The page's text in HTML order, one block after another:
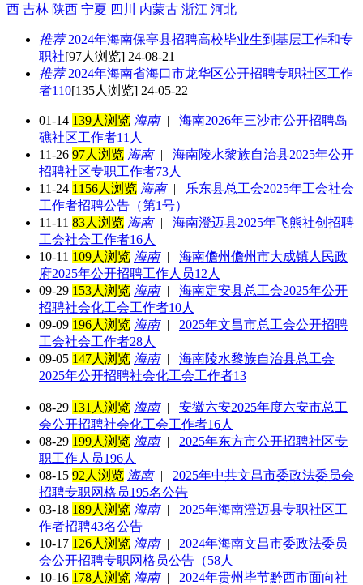
西 吉林 陕西 宁夏 四川 内蒙古 浙江 河北
推荐2024年海南保亭县招聘高校毕业生到基层工作和专
职社[97人浏览] 24-08-21
推荐2024年海南省海口市龙华区公开招聘专职社区工作
者110[135人浏览] 24-05-22
01-14 139人浏览 海南|
海南2026年三沙市公开招聘岛
礁社区工作者11人
11-26 97人浏览 海南|
海南陵水黎族自治县2025年公开
招聘社区专职工作者73人
11-24 1156人浏览 海南|
乐东县总工会2025年工会社会
工作者招聘公告（第1号）
11-11 83人浏览 海南|
海南澄迈县2025年飞熊社创招聘
工会社会工作者16人
10-11 109人浏览 海南|
海南儋州儋州市大成镇人民政
府2025年公开招聘工作人员12人
09-29 153人浏览 海南|
海南定安县总工会2025年公开
招聘社会化工会工作者10人
09-09 196人浏览 海南|
2025年文昌市总工会公开招聘
工会社会工作者28人
09-05 147人浏览 海南|
海南陵水黎族自治县总工会
2025年公开招聘社会化工会工作者13
08-29 131人浏览 海南|
安徽六安2025年度六安市总工
会公开招聘社会化工会工作者16人
08-29 199人浏览 海南|
2025年东方市公开招聘社区专
职工作人员196人
08-15 92人浏览 海南|
2025年中共文昌市委政法委员会
招聘专职网格员195名公告
03-18 189人浏览 海南|
2025年海南澄迈县专职社区工
作者招聘43名公告
10-17 126人浏览 海南|
2024年海南文昌市委政法委员
会公开招聘专职网格员公告（58人
10-16 178人浏览 海南|
2024年贵州毕节黔西市面向社